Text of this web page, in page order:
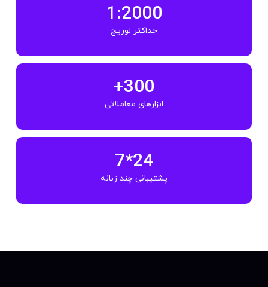
1:2000
حداکثر لوریج
300+
ابزارهای معاملاتی
24*7
پشتیبانی چند زبانه